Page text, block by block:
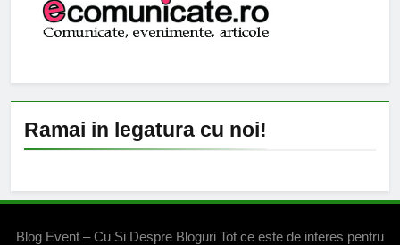
Ramai in legatura cu noi!
Blog Event – Cu Si Despre Bloguri Tot ce este de interes pentru